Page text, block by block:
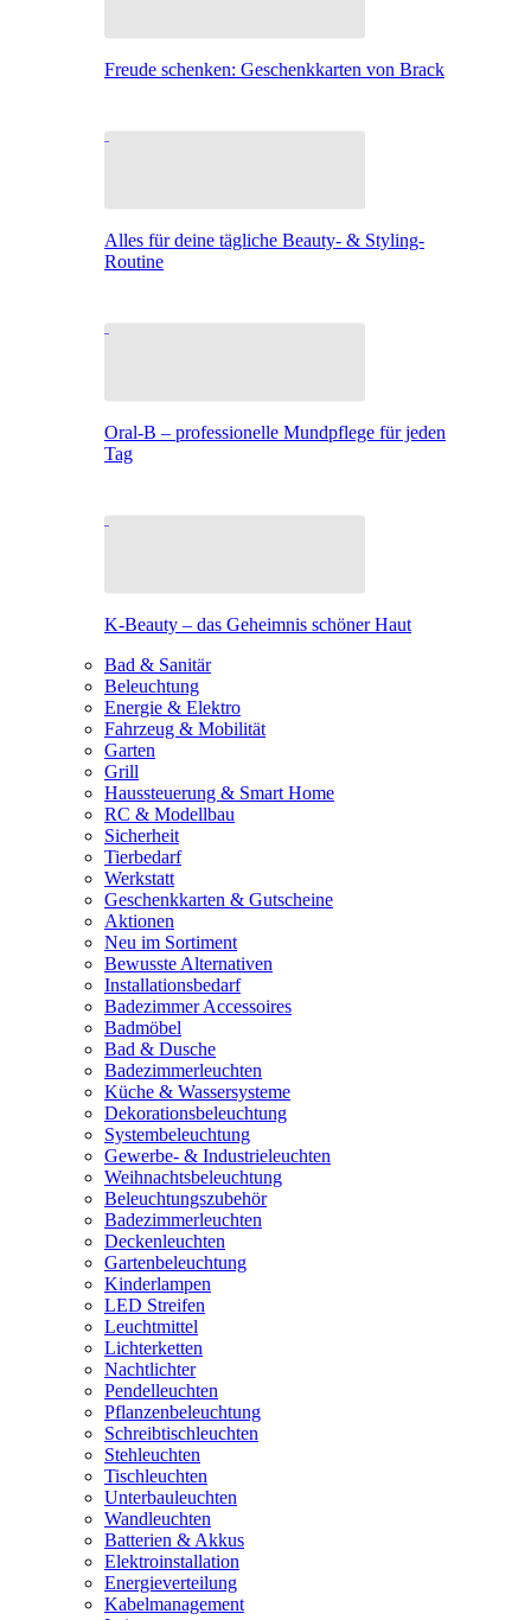
Freude schenken: Geschenkkarten von Brack
Alles für deine tägliche Beauty- & Styling-
Routine
Oral-B – professionelle Mundpflege für jeden
Tag
K-Beauty – das Geheimnis schöner Haut
Bad & Sanitär
Beleuchtung
Energie & Elektro
Fahrzeug & Mobilität
Garten
Grill
Haussteuerung & Smart Home
RC & Modellbau
Sicherheit
Tierbedarf
Werkstatt
Geschenkkarten & Gutscheine
Aktionen
Neu im Sortiment
Bewusste Alternativen
Installationsbedarf
Badezimmer Accessoires
Badmöbel
Bad & Dusche
Badezimmerleuchten
Küche & Wassersysteme
Dekorationsbeleuchtung
Systembeleuchtung
Gewerbe- & Industrieleuchten
Weihnachtsbeleuchtung
Beleuchtungszubehör
Badezimmerleuchten
Deckenleuchten
Gartenbeleuchtung
Kinderlampen
LED Streifen
Leuchtmittel
Lichterketten
Nachtlichter
Pendelleuchten
Pflanzenbeleuchtung
Schreibtischleuchten
Stehleuchten
Tischleuchten
Unterbauleuchten
Wandleuchten
Batterien & Akkus
Elektroinstallation
Energieverteilung
Kabelmanagement